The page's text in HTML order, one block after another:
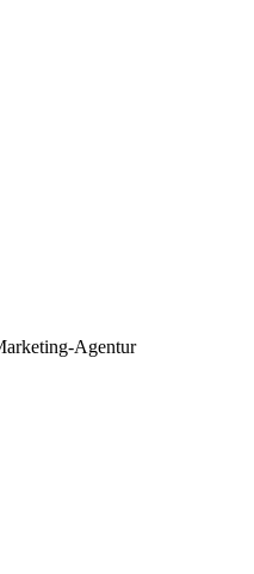
Agentur